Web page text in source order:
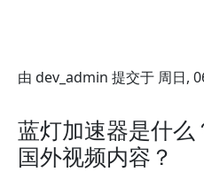
由 dev_admin 提交于 周日,
蓝灯加速器是什么
国外视频内容？